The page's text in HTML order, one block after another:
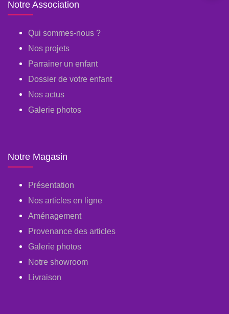
Notre Association
Qui sommes-nous ?
Nos projets
Parrainer un enfant
Dossier de votre enfant
Nos actus
Galerie photos
Notre Magasin
Présentation
Nos articles en ligne
Aménagement
Provenance des articles
Galerie photos
Notre showroom
Livraison